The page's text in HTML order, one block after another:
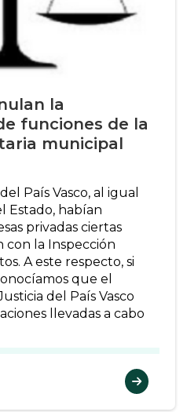
la
funciones de la
municipal
País Vasco, al igual
Estado, habían
privadas ciertas
con la Inspección
A este respecto, si
que el
del País Vasco
llevadas a cabo